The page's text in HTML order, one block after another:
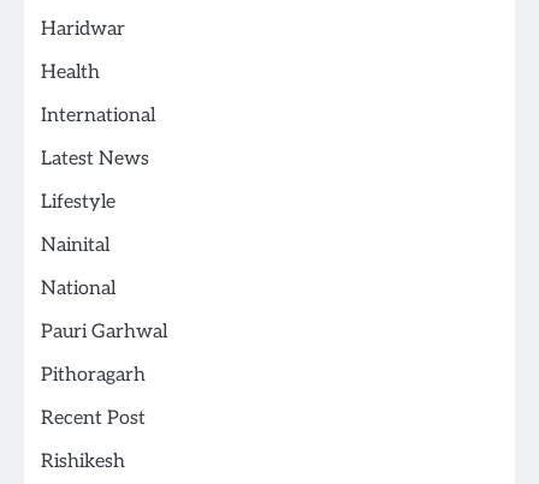
Haridwar
Health
International
Latest News
Lifestyle
Nainital
National
Pauri Garhwal
Pithoragarh
Recent Post
Rishikesh